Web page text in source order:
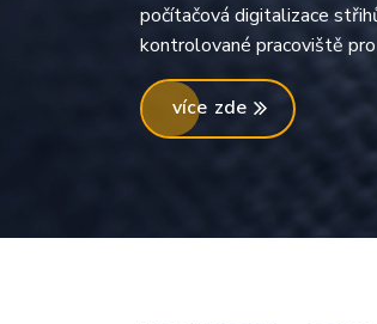
počítačová digitalizace
kontrolované pracoviště
více zde